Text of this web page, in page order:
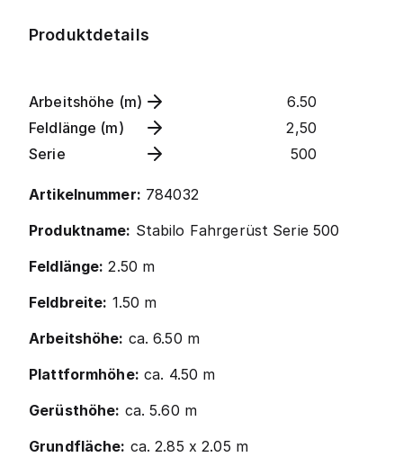
Produktdetails
Arbeitshöhe (m)
6.50
Feldlänge (m)
2,50
Serie
500
Artikelnummer: 784032
Produktname: Stabilo Fahrgerüst Serie 500
Feldlänge: 2.50 m
Feldbreite: 1.50 m
Arbeitshöhe: ca. 6.50 m
Plattformhöhe: ca. 4.50 m
Gerüsthöhe: ca. 5.60 m
Grundfläche: ca. 2.85 x 2.05 m